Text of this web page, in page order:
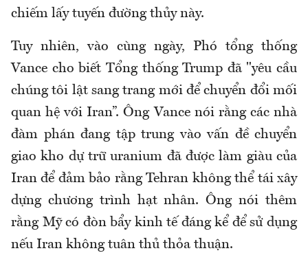
chiếm lấy tuyến đường thủy này.
Tuy nhiên, vào cùng ngày, Phó tổng thống
Vance cho biết Tổng thống Trump đã "yêu cầu
chúng tôi lật sang trang mới để chuyển đổi mối
quan hệ với Iran”. Ông Vance nói rằng các nhà
đàm phán đang tập trung vào vấn đề chuyển
giao kho dự trữ uranium đã được làm giàu của
Iran để đảm bảo rằng Tehran không thể tái xây
dựng chương trình hạt nhân. Ông nói thêm
rằng Mỹ có đòn bẩy kinh tế đáng kể để sử dụng
nếu Iran không tuân thủ thỏa thuận.